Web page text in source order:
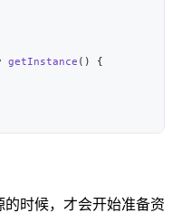
getInstance
时候，才会开始准备资